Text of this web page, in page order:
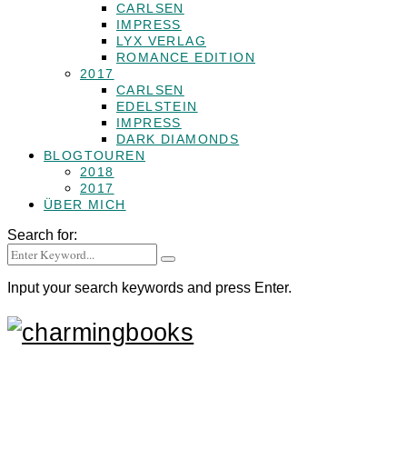
CARLSEN
IMPRESS
LYX VERLAG
ROMANCE EDITION
2017
CARLSEN
EDELSTEIN
IMPRESS
DARK DIAMONDS
BLOGTOUREN
2018
2017
ÜBER MICH
Search for:
Input your search keywords and press Enter.